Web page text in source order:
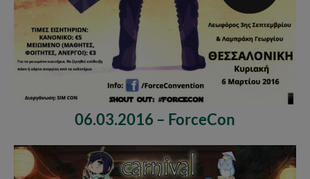
06.03.2016 – ForceCon